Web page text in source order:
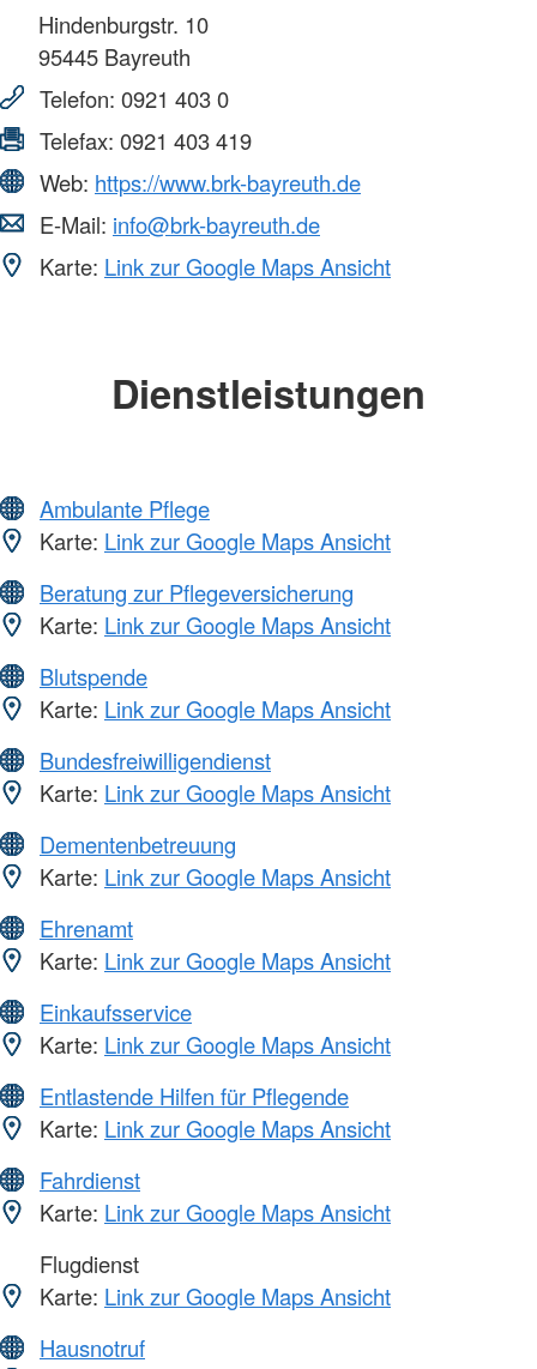
Hindenburgstr. 10
95445 Bayreuth
Telefon: 0921 403 0
Telefax: 0921 403 419
Web: https://www.brk-bayreuth.de
E-Mail: info@brk-bayreuth.de
Karte: Link zur Google Maps Ansicht
Dienstleistungen
Ambulante Pflege
Karte: Link zur Google Maps Ansicht
Beratung zur Pflegeversicherung
Karte: Link zur Google Maps Ansicht
Blutspende
Karte: Link zur Google Maps Ansicht
Bundesfreiwilligendienst
Karte: Link zur Google Maps Ansicht
Dementenbetreuung
Karte: Link zur Google Maps Ansicht
Ehrenamt
Karte: Link zur Google Maps Ansicht
Einkaufsservice
Karte: Link zur Google Maps Ansicht
Entlastende Hilfen für Pflegende
Karte: Link zur Google Maps Ansicht
Fahrdienst
Karte: Link zur Google Maps Ansicht
Flugdienst
Karte: Link zur Google Maps Ansicht
Hausnotruf